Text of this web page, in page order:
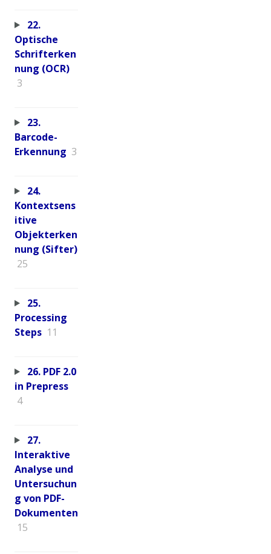
22.
Optische
Schrifterken
nung (OCR)
3
23.
Barcode-
Erkennung 3
24.
Kontextsens
itive
Objekterken
nung (Sifter)
25
25.
Processing
Steps 11
26. PDF 2.0
in Prepress
4
27.
Interaktive
Analyse und
Untersuchun
g von PDF-
Dokumenten
15